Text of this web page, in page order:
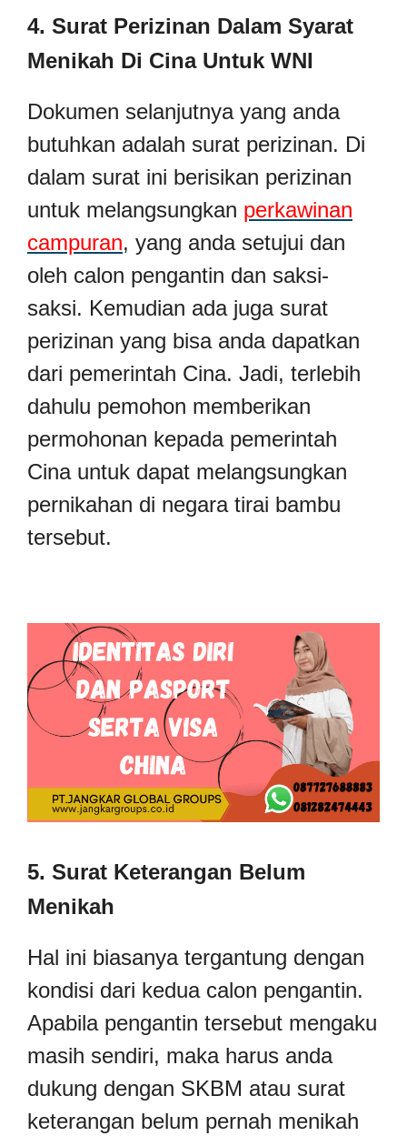
4. Surat Perizinan Dalam Syarat
Menikah Di Cina Untuk WNI
Dokumen selanjutnya yang anda
butuhkan adalah surat perizinan. Di
dalam surat ini berisikan perizinan
untuk melangsungkan perkawinan
campuran, yang anda setujui dan
oleh calon pengantin dan saksi-
saksi. Kemudian ada juga surat
perizinan yang bisa anda dapatkan
dari pemerintah Cina. Jadi, terlebih
dahulu pemohon memberikan
permohonan kepada pemerintah
Cina untuk dapat melangsungkan
pernikahan di negara tirai bambu
tersebut.
5. Surat Keterangan Belum
Menikah
Hal ini biasanya tergantung dengan
kondisi dari kedua calon pengantin.
Apabila pengantin tersebut mengaku
masih sendiri, maka harus anda
dukung dengan SKBM atau surat
keterangan belum pernah menikah